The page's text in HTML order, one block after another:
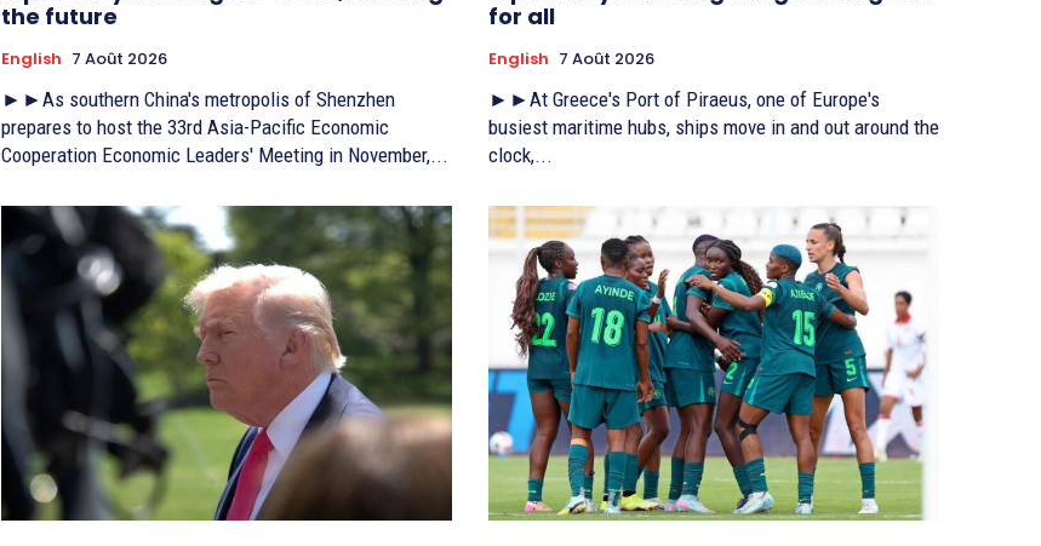
the future
English 7 Août 2026
►►As southern China's metropolis of Shenzhen
prepares to host the 33rd Asia-Pacific Economic
Cooperation Economic Leaders' Meeting in November,...
for all
English 7 Août 2026
►►At Greece's Port of Piraeus, one of Europe's
busiest maritime hubs, ships move in and out around the
clock,...